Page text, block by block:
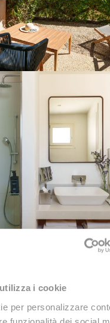
i cookie
per personalizzare